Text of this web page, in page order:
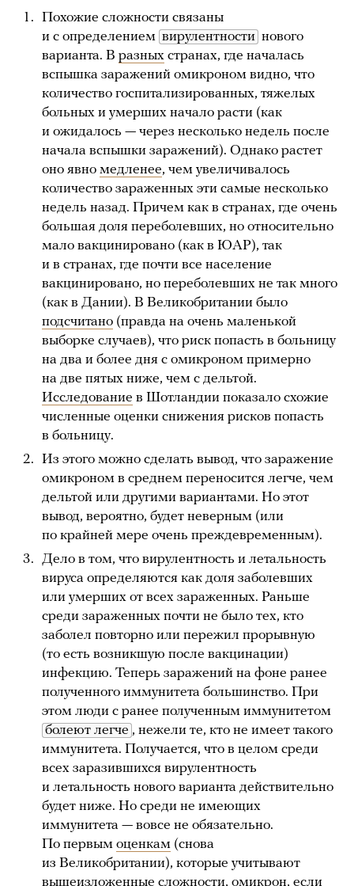
Похожие сложности связаны
и с определением вирулентности нового
варианта. В разных странах, где началась
вспышка заражений омикроном видно, что
количество госпитализированных, тяжелых
больных и умерших начало расти (как
и ожидалось — через несколько недель после
начала вспышки заражений). Однако растет
оно явно медленее, чем увеличивалось
количество зараженных эти самые несколько
недель назад. Причем как в странах, где очень
большая доля переболевших, но относительно
мало вакцинировано (как в ЮАР), так
и в странах, где почти все население
вакцинировано, но переболевших не так много
(как в Дании). В Великобритании было
подсчитано (правда на очень маленькой
выборке случаев), что риск попасть в больницу
на два и более дня с омикроном примерно
на две пятых ниже, чем с дельтой.
Исследование в Шотландии показало схожие
численные оценки снижения рисков попасть
в больницу.
Из этого можно сделать вывод, что заражение
омикроном в среднем переносится легче, чем
дельтой или другими вариантами. Но этот
вывод, вероятно, будет неверным (или
по крайней мере очень преждевременным).
Дело в том, что вирулентность и летальность
вируса определяются как доля заболевших
или умерших от всех зараженных. Раньше
среди зараженных почти не было тех, кто
заболел повторно или пережил прорывную
(то есть возникшую после вакцинации)
инфекцию. Теперь заражений на фоне ранее
полученного иммунитета большинство. При
этом люди с ранее полученным иммунитетом
болеют легче , нежели те, кто не имеет такого
иммунитета. Получается, что в целом среди
всех заразившихся вирулентность
и летальность нового варианта действительно
будет ниже. Но среди не имеющих
иммунитета — вовсе не обязательно.
По первым оценкам (снова
из Великобритании), которые учитывают
вышеизложенные сложности, омикрон, если